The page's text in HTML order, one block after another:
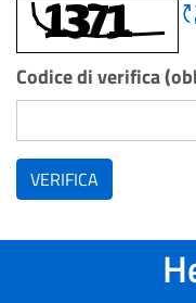
Codice di verifica
VERIFICA